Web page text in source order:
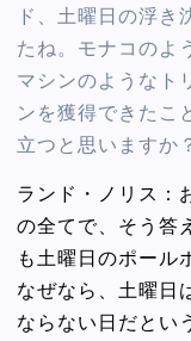
ド、土曜日の浮き
たね。モナコのよ
マシンのようなト
ンを獲得できたこ
立つと思いますか
ランド・ノリス：
の全てで、そう答
も土曜日のポール
なぜなら、土曜日
ならない日だとい